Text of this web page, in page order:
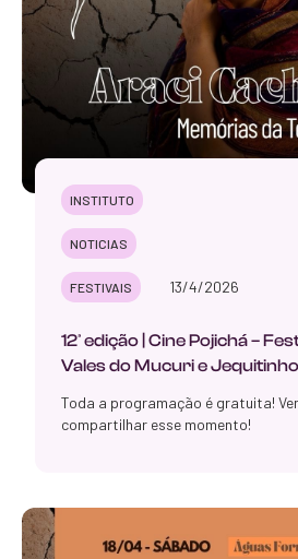
INSTITUTO
NOTICIAS
FESTIVAIS 13/4/2026
12ª edição | Cine Pojichá –
Vales do Mucuri e
Toda a programação é gratuita!
compartilhar esse momento!